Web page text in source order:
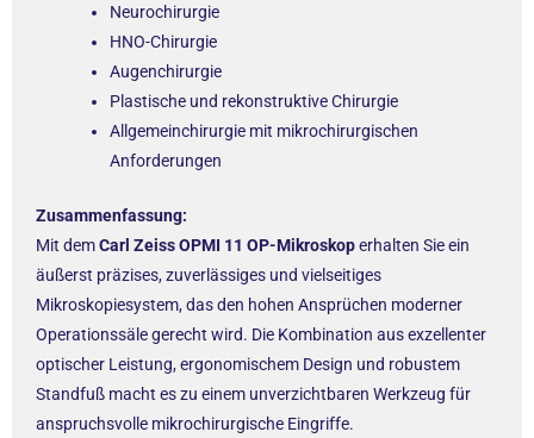
Neurochirurgie
HNO-Chirurgie
Augenchirurgie
Plastische und rekonstruktive Chirurgie
Allgemeinchirurgie mit mikrochirurgischen
Anforderungen
Zusammenfassung:
Mit demCarl Zeiss OPMI 11 OP-Mikroskoperhalten Sie ein
äußerst präzises, zuverlässiges und vielseitiges
Mikroskopiesystem, das den hohen Ansprüchen moderner
Operationssäle gerecht wird. Die Kombination aus exzellenter
optischer Leistung, ergonomischem Design und robustem
Standfuß macht es zu einem unverzichtbaren Werkzeug für
anspruchsvolle mikrochirurgische Eingriffe.